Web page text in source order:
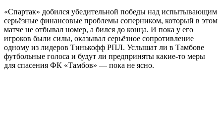
«Спартак» добился убедительной победы над испытывающим
серьёзные финансовые проблемы соперником, который в этом
матче не отбывал номер, а бился до конца. И пока у его
игроков были силы, оказывал серьёзное сопротивление
одному из лидеров Тинькофф РПЛ. Услышат ли в Тамбове
футбольные голоса и будут ли предприняты какие-то меры
для спасения ФК «Тамбов» — пока не ясно.